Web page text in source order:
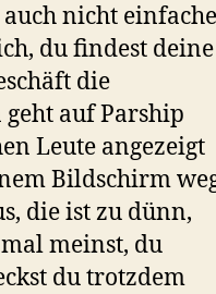
nicht
du findest deine
die
geht auf Parship
Leute angezeigt
Bildschirm
die ist zu dünn,
meinst, du
du trotzdem